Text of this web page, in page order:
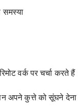
समस्या
वर्क पर चर्चा करते हैं
अपने कुत्ते को सूंघने देना